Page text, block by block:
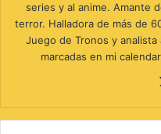
series y al anime. Amante
terror. Halladora de más de
Juego de Tronos y
marcadas en mi